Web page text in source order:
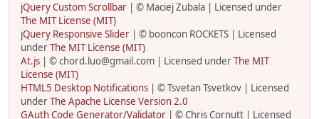
jQuery Custom Scrollbar | © Maciej Zubala | Licensed under
The MIT License (MIT)
jQuery Responsive Slider | © booncon ROCKETS | Licensed
underThe MIT License (MIT)
At.js | © chord.luo@gmail.com | Licensed underThe MIT
License (MIT)
HTML5 Desktop Notifications | © Tsvetan Tsvetkov | Licensed
underThe Apache License Version 2.0
GAuth Code Generator/Validator | © Chris Cornutt | Licensed